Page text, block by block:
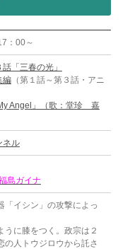
：00～
「三春の光」
編（第１話～第３話・アニ
Angel」（歌：堂珍 嘉
ネル
島ガイナ
「イシン」の攻撃によっ
うに膝をつく。政宗は２
の人トウジロウから託さ